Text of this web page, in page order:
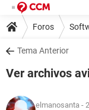
Foros
Tema Anterior
Ver archivos
elmanosanta -